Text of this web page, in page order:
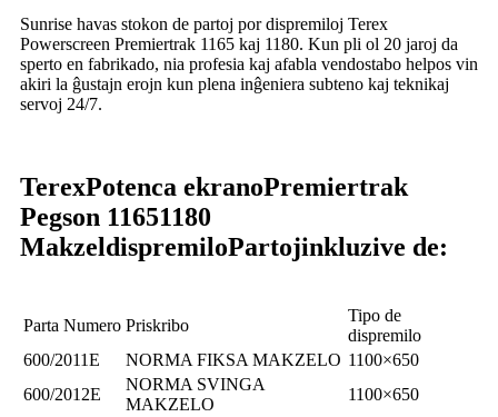
Sunrise havas stokon de partoj por dispremiloj Terex
Powerscreen Premiertrak 1165 kaj 1180. Kun pli ol 20 jaroj da
sperto en fabrikado, nia profesia kaj afabla vendostabo helpos vin
akiri la ĝustajn erojn kun plena inĝeniera subteno kaj teknikaj
servoj 24/7.
TerexPotenca ekranoPremiertrak
Pegson 11651180
MakzeldispremiloPartojinkluzive de:
Parta Numero Priskribo
Tipo de
dispremilo
600/2011E
NORMA FIKSA MAKZELO 1100×650
600/2012E
NORMA SVINGA
MAKZELO
1100×650